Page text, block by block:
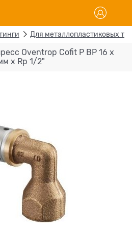
Для металлопластиковых
Oventrop Cofit P ВР 16 х
х Rp 1/2"